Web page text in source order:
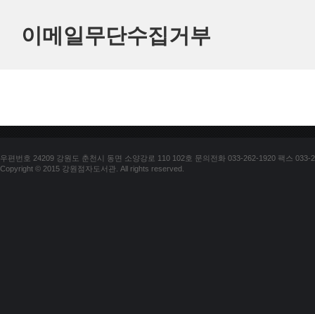
이메일무단수집거부
우편번호 24209 강원도 춘천시 동면 소양강로 110 102호 문의전화 033-262-1920 팩스 033-
Copyright © 2015 강원점자도서관. All rights reserved.